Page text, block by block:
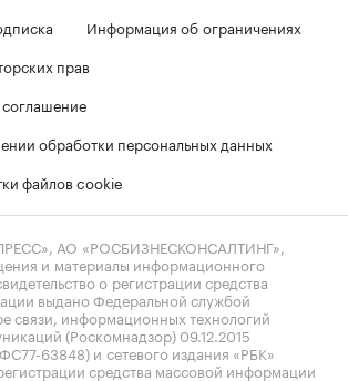
Информация об ограничениях
прав
соглашение
обработки персональных данных
файлов cookie
АО «РОСБИЗНЕСКОНСАЛТИНГ»,
и материалы информационного
о регистрации средства
выдано Федеральной службой
связи, информационных технологий
(Роскомнадзор) 09.12.2015
63848) и сетевого издания «РБК»
средства массовой информации